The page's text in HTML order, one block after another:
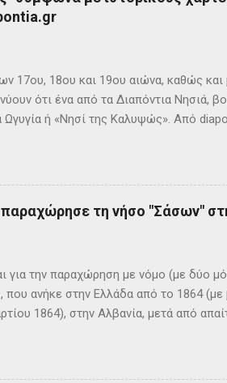
17ου, 18ου και 19ου αιώνα, καθώς και
ότι ένα από τα Διαπόντια Νησιά,
Ωγυγία ή «Νησί της Καλυψώς». Από
οι Οθωνοί ήταν το νησί της
το νησί Ὠγυγία , στο οποίο
τη νήσο "Σάσων"
για την παραχώρηση με νόμο (με δύο
ανήκε στην Ελλάδα από το 1864
1864), στην Αλβανία, μετά από
της ονομασία είναι Sazan ή Sazani και